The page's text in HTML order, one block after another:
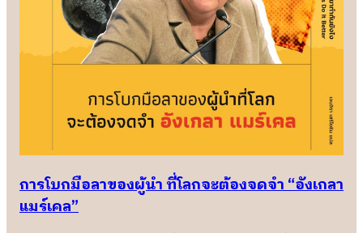
การโบกมือลาของผู้นำ ที่โลกจะต้องจดจำ “อังเกลา
แมร์เคล”